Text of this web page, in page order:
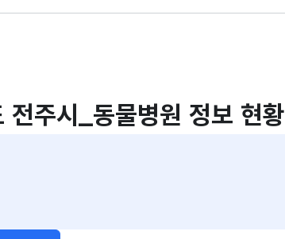
전주시_동물병원 정보 현황